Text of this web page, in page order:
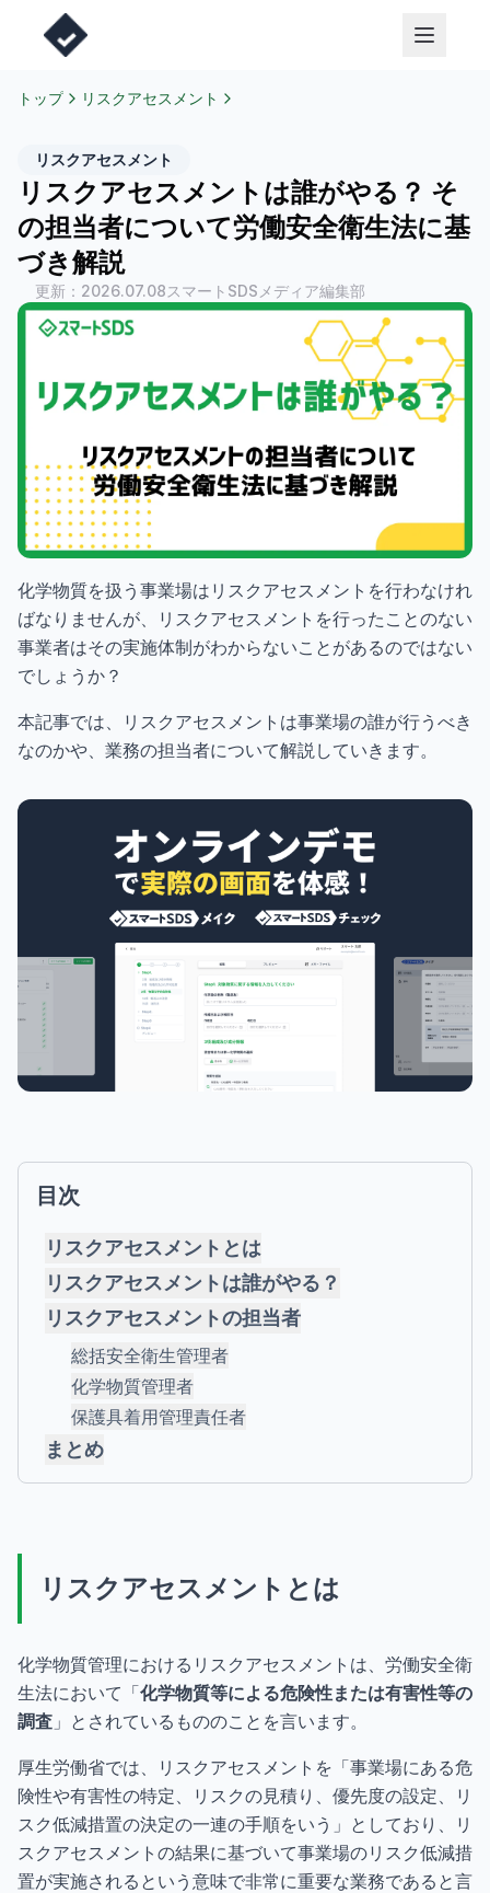
トップ リスクアセスメント
リスクアセスメント
リスクアセスメントは誰がやる？ そ
の担当者について労働安全衛生法に基
づき解説
更新： 2026.07.08スマートSDSメディア編集部
化学物質を扱う事業場はリスクアセスメントを行わなけれ
ばなりませんが、リスクアセスメントを行ったことのない
事業者はその実施体制がわからないことがあるのではない
でしょうか？
本記事では、リスクアセスメントは事業場の誰が行うべき
なのかや、業務の担当者について解説していきます。
目次
リスクアセスメントとは
リスクアセスメントは誰がやる？
リスクアセスメントの担当者
総括安全衛生管理者
化学物質管理者
保護具着用管理責任者
まとめ
リスクアセスメントとは
化学物質管理におけるリスクアセスメントは、労働安全衛
生法において「化学物質等による危険性または有害性等の
調査 」とされているもののことを言います。
厚生労働省では、リスクアセスメントを「事業場にある危
険性や有害性の特定、リスクの見積り、優先度の設定、リ
スク低減措置の決定の一連の手順をいう」としており、リ
スクアセスメントの結果に基づいて事業場のリスク低減措
置が実施されるという意味で非常に重要な業務であると言